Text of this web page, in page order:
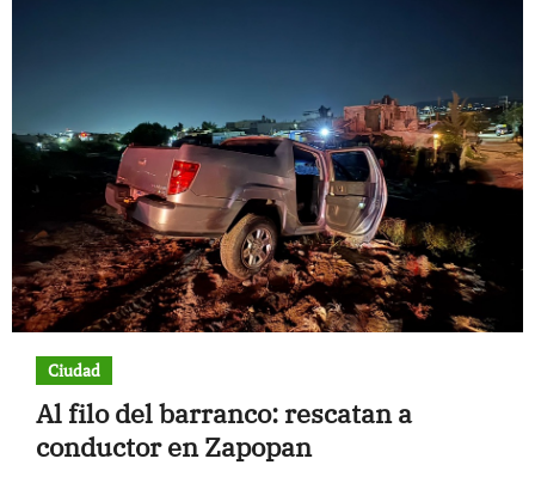
Ciudad
Al filo del barranco: rescatan a
conductor en Zapopan